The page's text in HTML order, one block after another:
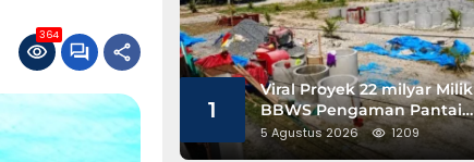
364
1
Viral Proyek 22 milyar Milik
BBWS Pengaman Pantai
Pesisir Barat Diduga
Gunakan Besi Banci
5 Agustus 2026 1209